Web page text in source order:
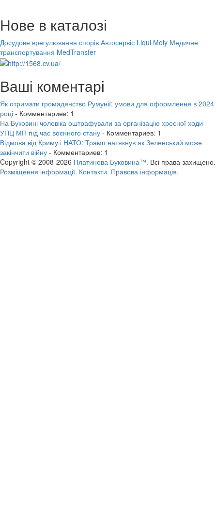
Нове в каталозі
Досудове врегулювання спорів Автосервіс Liqui Moly Медичне
транспортування MedTransfer
Ваші коментарі
Як отримати громадянство Румунії: умови для оформлення в 2024
році - Комментариев: 1
На Буковині чоловіка оштрафували за організацію хресної ходи
УПЦ МП під час воєнного стану - Комментариев: 1
Відмова від Криму і НАТО: Трамп натякнув як Зеленський може
закінчити війну - Комментариев: 1
Copyright © 2008-2026 Платинова Буковина™. Всі права захищено.
Розміщення інформації. Контакти. Правова інформація.